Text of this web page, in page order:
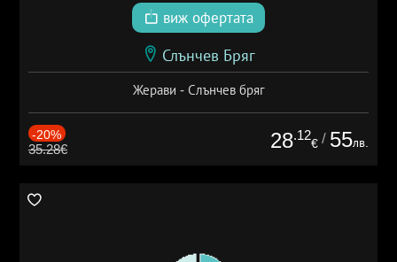
виж офертата
Слънчев Бряг
Жерави - Слънчев бряг
-20%
35.28€ 28.12
€ / 55лв.